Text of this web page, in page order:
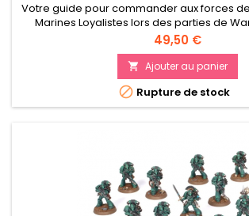
Votre guide pour commander aux forces
Marines Loyalistes lors des parties de
Horus Heresy 344 pages de règles d'unités
accessibles aux Loyalistes, plus des
Primarques et autres règles propres à
Contient de l'historique, des guides
galeries de figurines pour...
Prix
49,50 €
 Ajouter au panier
 Rupture de stock